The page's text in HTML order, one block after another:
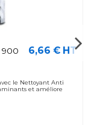
900
6,66 € HT
le Nettoyant Anti
et améliore